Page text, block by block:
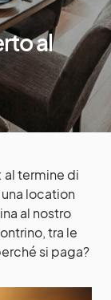
al
al termine di
una location
al nostro
tra le
si paga?